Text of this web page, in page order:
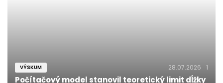
VÝSKUM 28.07.2026 1
Počítačový model stanovil teoretický limit dĺžky